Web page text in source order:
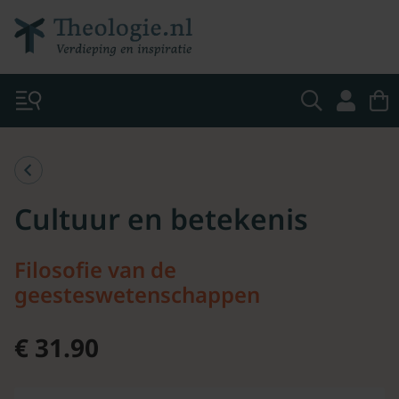
Cultuur en betekenis
Filosofie van de
geesteswetenschappen
€ 31.90